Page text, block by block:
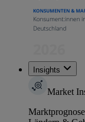
Insights
Market